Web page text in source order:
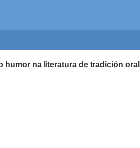
humor na literatura de tradición oral